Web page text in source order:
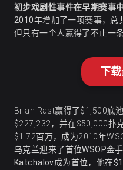
初步戏剧性事件在早期赛事
2010年增加了一项赛事，总
但只有一个人赢得了不止一条
下
Brian Rast赢得了$1,500底
$227,232，并在$50,000扑
$1.72百万，成为2010年
乌克兰迎来了首位WSOP金
Katchalov成为首位，他在